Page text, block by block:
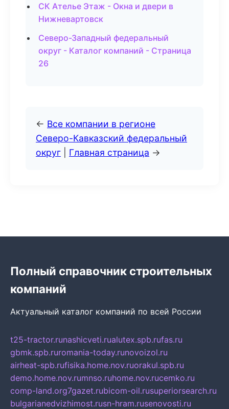
СК Ателье Этаж - Окна и двери в
Нижневартовск
Северо-Западный федеральный
округ - Каталог компаний - Страница
26
← Все компании в регионе
Северо-Кавказский федеральный
округ
Главная страница →
Полный справочник строительных
компаний
Актуальный каталог компаний по всей России
t25-tractor.runashicveti.rualutex.spb.rufas.ru
gbmk.spb.ruromania-today.runovoizol.ru
airheat-spb.rufisika.home.nov.ruorakul.spb.ru
demo.home.nov.rumnso.ruhome.nov.rucemko.ru
comp-land.org7gazet.rubicom-oil.rusuperiorsearch.ru
bulgarianedvizhimost.rusn-hram.rusenovosti.ru